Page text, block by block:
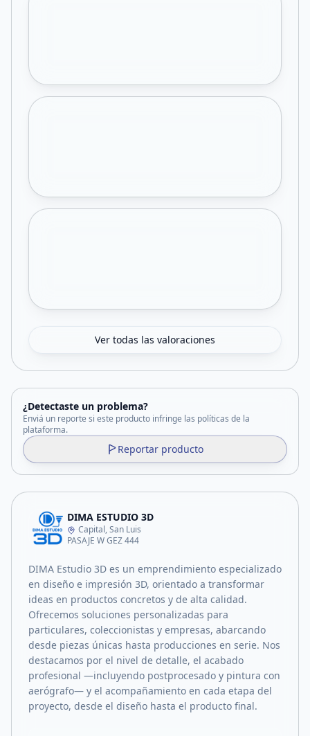
Ver todas las valoraciones
¿Detectaste un problema?
Enviá un reporte si este producto infringe las políticas de la
plataforma.
Reportar producto
DIMA ESTUDIO 3D
Capital, San Luis
PASAJE W GEZ 444
DIMA Estudio 3D es un emprendimiento especializado
en diseño e impresión 3D, orientado a transformar
ideas en productos concretos y de alta calidad.
Ofrecemos soluciones personalizadas para
particulares, coleccionistas y empresas, abarcando
desde piezas únicas hasta producciones en serie. Nos
destacamos por el nivel de detalle, el acabado
profesional —incluyendo postprocesado y pintura con
aerógrafo— y el acompañamiento en cada etapa del
proyecto, desde el diseño hasta el producto final.